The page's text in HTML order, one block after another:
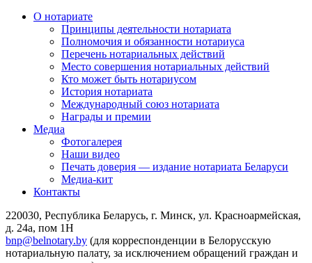
О нотариате
Принципы деятельности нотариата
Полномочия и обязанности нотариуса
Перечень нотариальных действий
Место совершения нотариальных действий
Кто может быть нотариусом
История нотариата
Международный союз нотариата
Награды и премии
Медиа
Фотогалерея
Наши видео
Печать доверия — издание нотариата Беларуси
Медиа-кит
Контакты
220030, Республика Беларусь, г. Минск, ул. Красноармейская,
д. 24а, пом 1Н
bnp@belnotary.by (для корреспонденции в Белорусскую
нотариальную палату, за исключением обращений граждан и